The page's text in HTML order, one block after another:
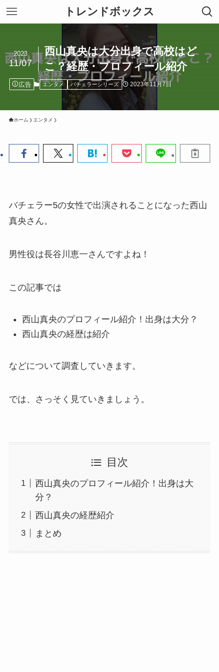
トレンドボックス
西山真央は大分出身で高校はど
こ？経歴・プロフィール紹介
2023
11/07
広告 エンタメ バチェラーシリーズ 2023年11月7日
ホーム エンタメ
バチェラー5の女性で出演されることになった西山
真央さん。
男性役は長谷川恵一さんですよね！
この記事では
西山真央のプロフィール紹介！出身は大分？
西山真央の経歴は紹介
などについて調査していきます。
では、さっそく見ていきましょう。
目次
西山真央のプロフィール紹介！出身は大
分？
西山真央の経歴紹介
まとめ